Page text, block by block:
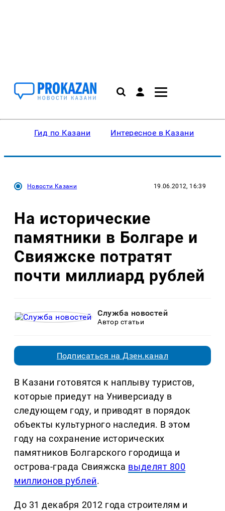
Гид по Казани Интересное в Казани
Новости Казани 19.06.2012, 16:39
На исторические
памятники в Болгаре и
Свияжске потратят
почти миллиард рублей
Служба новостей
Автор статьи
Подписаться на Дзен.канал
В Казани готовятся к наплыву туристов,
которые приедут на Универсиаду в
следующем году, и приводят в порядок
объекты культурного наследия. В этом
году на сохранение исторических
памятников Болгарского городища и
острова-града Свияжска выделят 800
миллионов рублей.
До 31 декабря 2012 года строителям и